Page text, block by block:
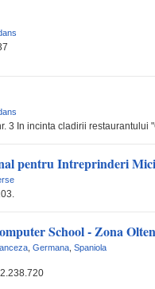
3 In incinta cladirii restaurantului
pentru Intreprinderi
School - Zona
Germana Spaniola